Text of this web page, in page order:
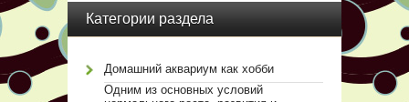
Категории раздела
Домашний аквариум как хобби
Одним из основных условий